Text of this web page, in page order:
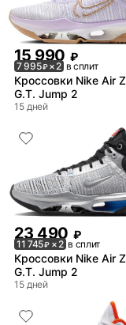
15 990 ₽
7 995₽× 2 в сплит
Кроссовки Nike Air
G.T. Jump 2
15 дней
23 490 ₽
11 745₽ × 2 в сплит
Кроссовки Nike Air
G.T. Jump 2
15 дней